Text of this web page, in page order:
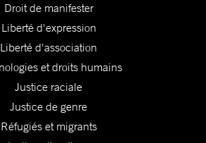
Droit de manifester
Liberté d'expression
Liberté d'association
et droits humains
Justice raciale
Justice de genre
Réfugiés et migrants